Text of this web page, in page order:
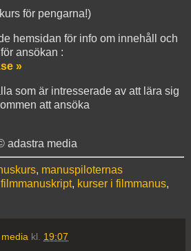
för pengarna!)
hemsidan för info om innehåll och
ansökan :
»
som är intresserade av att lära sig
att ansöka
adastra media
, manuspiloternas
, kurser i filmmanus,
kl. 19:07